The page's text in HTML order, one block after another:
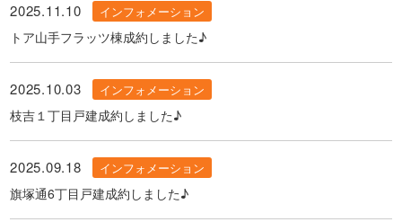
2025.11.10 インフォメーション
トア山手フラッツ棟成約しました♪
2025.10.03 インフォメーション
枝吉１丁目戸建成約しました♪
2025.09.18 インフォメーション
旗塚通6丁目戸建成約しました♪